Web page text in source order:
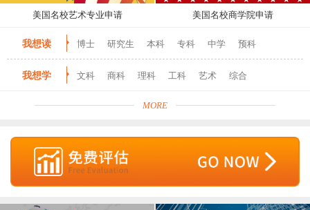
美国名校艺术专业申请 美国名校商学院申请
我想读 博士 研究生 本科 专科 中学 预科
我想学 文科 商科 理科 工科 艺术 综合
MORE